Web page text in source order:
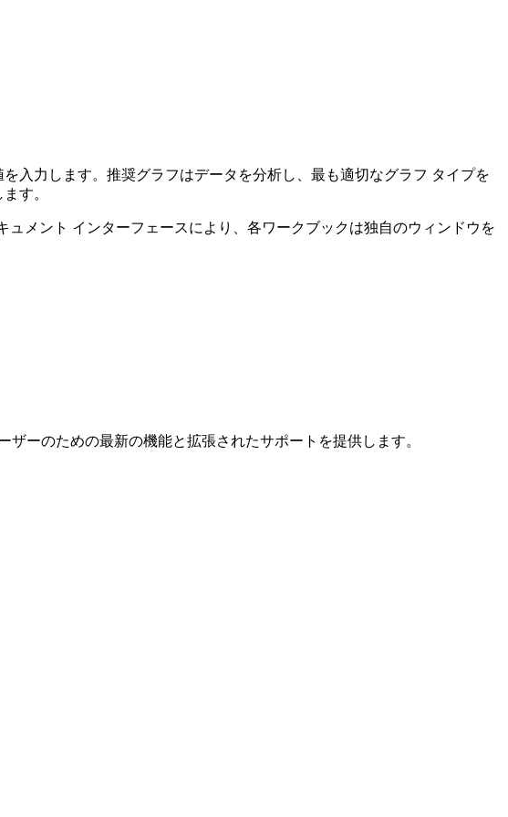
入力します。推奨グラフはデータを分析し、最も適切なグラフ タイプを
す。
メント インターフェースにより、各ワークブックは独自のウィンドウを
ーのための最新の機能と拡張されたサポートを提供します。